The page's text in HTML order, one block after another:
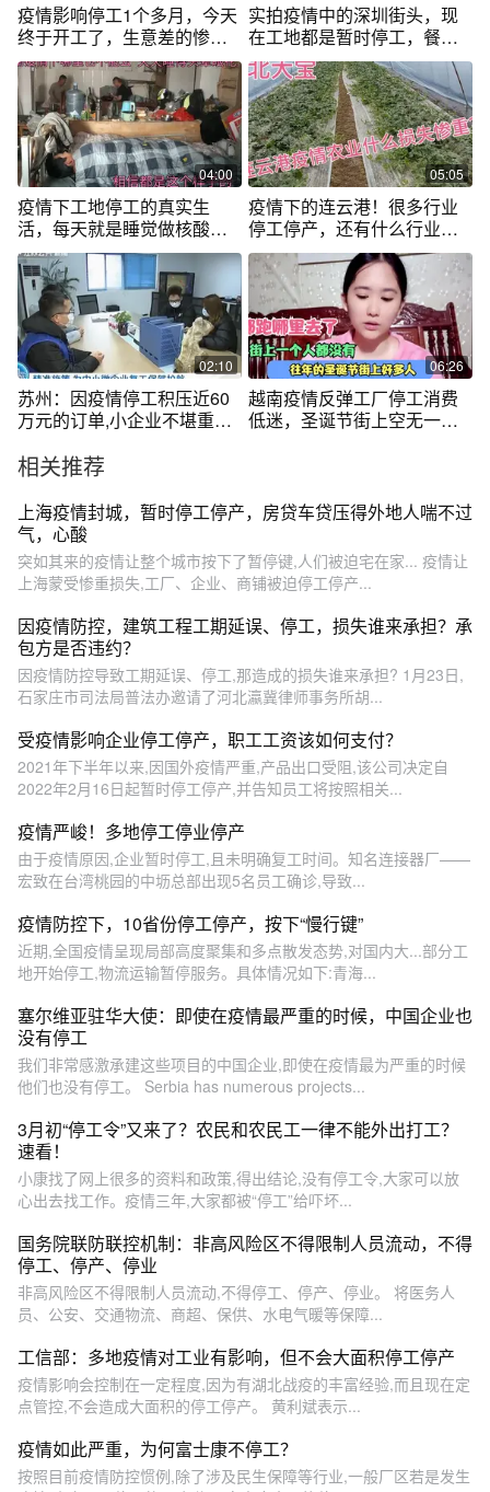
疫情影响停工1个多月，今天
终于开工了，生意差的惨不
忍睹
实拍疫情中的深圳街头，现
在工地都是暂时停工，餐厅
也是只能打包
04:00
疫情下工地停工的真实生
活，每天就是睡觉做核酸！
是否一样的生活
05:05
疫情下的连云港！很多行业
停工停产，还有什么行业损
失比较严重?
02:10
苏州：因疫情停工积压近60
万元的订单,小企业不堪重负,
06:26
越南疫情反弹工厂停工消费
低迷，圣诞节街上空无一
相关推荐
上海疫情封城，暂时停工停产，房贷车贷压得外地人喘不过
气，心酸
突如其来的疫情让整个城市按下了暂停键,人们被迫宅在家... 疫情让
上海蒙受惨重损失,工厂、企业、商铺被迫停工停产...
因疫情防控，建筑工程工期延误、停工，损失谁来承担？承
包方是否违约？
因疫情防控导致工期延误、停工,那造成的损失谁来承担? 1月23日,
石家庄市司法局普法办邀请了河北瀛冀律师事务所胡...
受疫情影响企业停工停产，职工工资该如何支付？
2021年下半年以来,因国外疫情严重,产品出口受阻,该公司决定自
2022年2月16日起暂时停工停产,并告知员工将按照相关...
疫情严峻！多地停工停业停产
由于疫情原因,企业暂时停工,且未明确复工时间。知名连接器厂——
宏致在台湾桃园的中坜总部出现5名员工确诊,导致...
疫情防控下，10省份停工停产，按下“慢行键”
近期,全国疫情呈现局部高度聚集和多点散发态势,对国内大...部分工
地开始停工,物流运输暂停服务。具体情况如下:青海...
塞尔维亚驻华大使：即使在疫情最严重的时候，中国企业也
没有停工
我们非常感激承建这些项目的中国企业,即使在疫情最为严重的时候
他们也没有停工。 Serbia has numerous projects...
3月初“停工令”又来了？农民和农民工一律不能外出打工？
速看！
小康找了网上很多的资料和政策,得出结论,没有停工令,大家可以放
心出去找工作。疫情三年,大家都被“停工”给吓坏...
国务院联防联控机制：非高风险区不得限制人员流动，不得
停工、停产、停业
非高风险区不得限制人员流动,不得停工、停产、停业。 将医务人
员、公安、交通物流、商超、保供、水电气暖等保障...
工信部：多地疫情对工业有影响，但不会大面积停工停产
疫情影响会控制在一定程度,因为有湖北战疫的丰富经验,而且现在定
点管控,不会造成大面积的停工停产。 黄利斌表示...
疫情如此严重，为何富士康不停工？
按照目前疫情防控惯例,除了涉及民生保障等行业,一般厂区若是发生